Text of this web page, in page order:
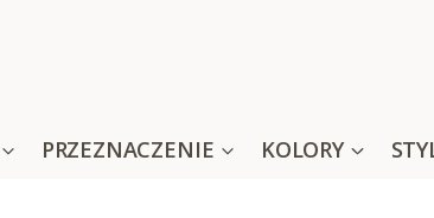
PRZEZNACZENIE KOLORY